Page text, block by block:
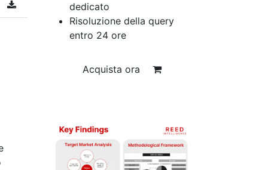
dedicato
Risoluzione della query
entro 24 ore
Acquista ora